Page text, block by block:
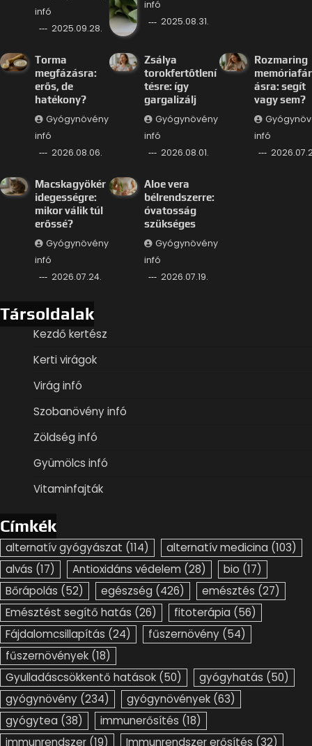
infó
2025.09.28.
infó
2025.08.31.
Torma
megfázásra:
erős, de
hatékony?
Gyógynövény
infó
2026.08.06.
Zsálya
torokfertőtlení
tésre: így
gargalizálj
Gyógynövény
infó
2026.08.01.
Rozmaring
ásra: segít
vagy sem?
infó
Macskagyökér
idegességre:
mikor válik túl
erőssé?
Gyógynövény
infó
2026.07.24.
Aloe vera
bélrendszerre:
óvatosság
szükséges
Gyógynövény
infó
2026.07.19.
Társoldalak
Kezdő kertész
Kerti virágok
Virág infó
Szobanövény infó
Zöldség infó
Gyümölcs infó
Vitaminfajták
Címkék
alternatív gyógyászat (114) alternatív medicina (103)
alvás (17) Antioxidáns védelem (28) bio (17)
Bőrápolás (52) egészség (426) emésztés (27)
Emésztést segítő hatás (26) fitoterápia (56)
Fájdalomcsillapítás (24) fűszernövény (54)
fűszernövények (18)
Gyulladáscsökkentő hatások (50) gyógyhatás (50)
gyógynövény (234) gyógynövények (63)
gyógytea (38) immunerősítés (18)
immunrendszer (19) Immunrendszer erősítés (32)